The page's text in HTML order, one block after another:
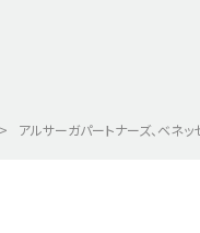
アルサーガパートナーズ、ベネ